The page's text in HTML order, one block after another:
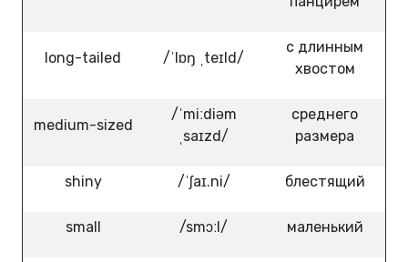
long-tailed /ˈlɒŋ ˌteɪld/
с длинным
хвостом
medium-sized
/ˈmiːdiəm
ˌsaɪzd/
среднего
размера
shiny /ˈʃaɪ.ni/ блестящий
small /smɔːl/ маленький